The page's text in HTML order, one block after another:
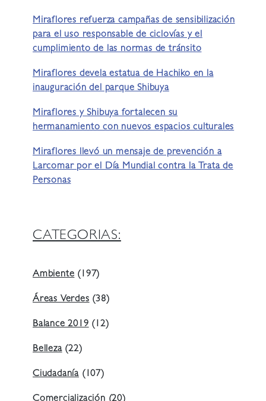
Miraflores refuerza campañas de sensibilización
para el uso responsable de ciclovías y el
cumplimiento de las normas de tránsito
Miraflores devela estatua de Hachiko en la
inauguración del parque Shibuya
Miraflores y Shibuya fortalecen su
hermanamiento con nuevos espacios culturales
Miraflores llevó un mensaje de prevención a
Larcomar por el Día Mundial contra la Trata de
Personas
CATEGORIAS:
Ambiente(197)
Áreas Verdes(38)
Balance 2019(12)
Belleza(22)
Ciudadanía (107)